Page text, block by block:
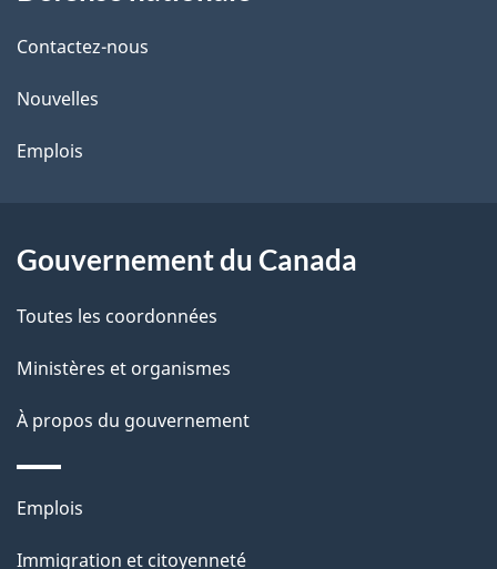
l
s
d
l
a
g
e
de
ce
site
Contactez-nous
Nouvelles
Emplois
Gouvernement du Canada
Toutes les coordonnées
Ministères et organismes
À propos du gouvernement
Thèmes
Emplois
Immigration et citoyenneté